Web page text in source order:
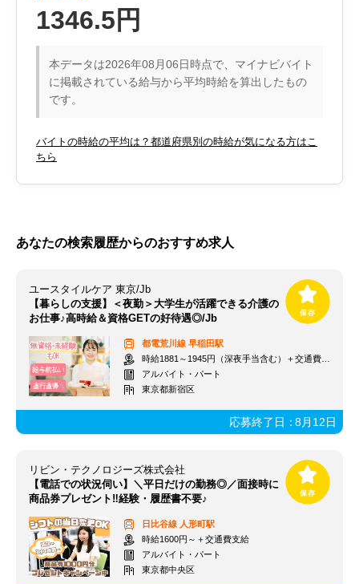
1346.5円
本データは2026年08月06日時点で、マイナビバイト
に掲載されている給与から平均時給を算出したもの
です。
バイトの時給の平均は？都道府県別の時給が気になる方はこ
ちら
あなたの検索履歴からのおすすめ求人
ユースタイルケア 東京/Jb
【暮らしの支援】＜夜勤＞大学生が活躍できる介護の
お仕事♪高時給＆資格GETの好待遇◎/Jb
都電荒川線 早稲田駅
時給1881～1945円（深夜手当含む）＋交通費支給
アルバイト・パート
東京都新宿区
応募終了日：8月12日
リビン・テクノロジーズ株式会社
【電話での状況伺い】＼平日だけの勤務◎／面接時に
商品券プレゼント‼経験・履歴書不要♪
日比谷線 人形町駅
時給1600円～＋交通費支給
アルバイト・パート
東京都中央区